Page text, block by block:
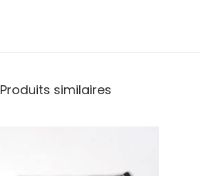
Produits similaires